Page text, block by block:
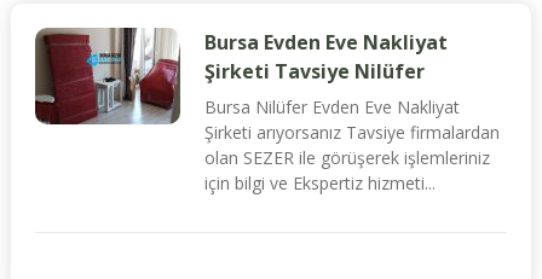
Bursa Evden Eve Nakliyat
Şirketi Tavsiye Nilüfer
Bursa Nilüfer Evden Eve Nakliyat
Şirketi arıyorsanız Tavsiye firmalardan
olan SEZER ile görüşerek işlemleriniz
için bilgi ve Ekspertiz hizmeti...